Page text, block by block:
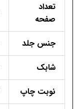
تعداد
صفحه
جنس جلد
شابک
نوبت چاپ